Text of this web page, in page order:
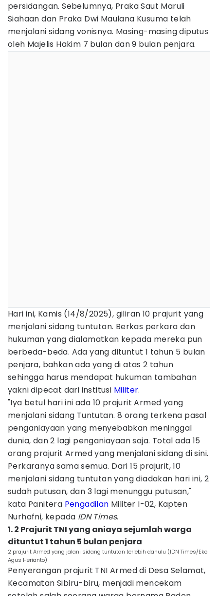
persidangan. Sebelumnya, Praka Saut Maruli
Siahaan dan Praka Dwi Maulana Kusuma telah
menjalani sidang vonisnya. Masing-masing diputus
oleh Majelis Hakim 7 bulan dan 9 bulan penjara.
Hari ini, Kamis (14/8/2025), giliran 10 prajurit yang
menjalani sidang tuntutan. Berkas perkara dan
hukuman yang dialamatkan kepada mereka pun
berbeda-beda. Ada yang dituntut 1 tahun 5 bulan
penjara, bahkan ada yang di atas 2 tahun
sehingga harus mendapat hukuman tambahan
yakni dipecat dari institusi Militer.
"Iya betul hari ini ada 10 prajurit Armed yang
menjalani sidang Tuntutan. 8 orang terkena pasal
penganiayaan yang menyebabkan meninggal
dunia, dan 2 lagi penganiayaan saja. Total ada 15
orang prajurit Armed yang menjalani sidang di sini.
Perkaranya sama semua. Dari 15 prajurit, 10
menjalani sidang tuntutan yang diadakan hari ini, 2
sudah putusan, dan 3 lagi menunggu putusan,"
kata Panitera Pengadilan Militer I-02, Kapten
Nurhafni, kepada IDN Times.
1. 2 Prajurit TNI yang aniaya sejumlah warga
dituntut 1 tahun 5 bulan penjara
2 prajurit Armed yang jalani sidang tuntutan terlebih dahulu (IDN Times/Eko
Agus Herianto)
Penyerangan prajurit TNI Armed di Desa Selamat,
Kecamatan Sibiru-biru, menjadi mencekam